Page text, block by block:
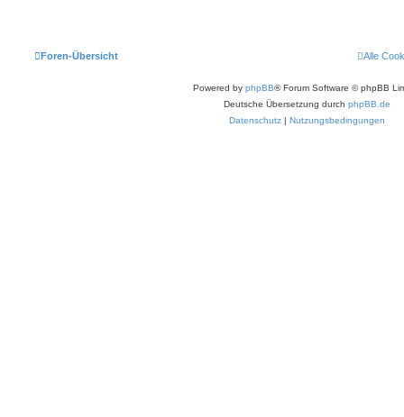
Foren-Übersicht Alle
Powered by phpBB® Forum Software © phpBB
Deutsche Übersetzung durch phpBB.de
Datenschutz | Nutzungsbedingungen